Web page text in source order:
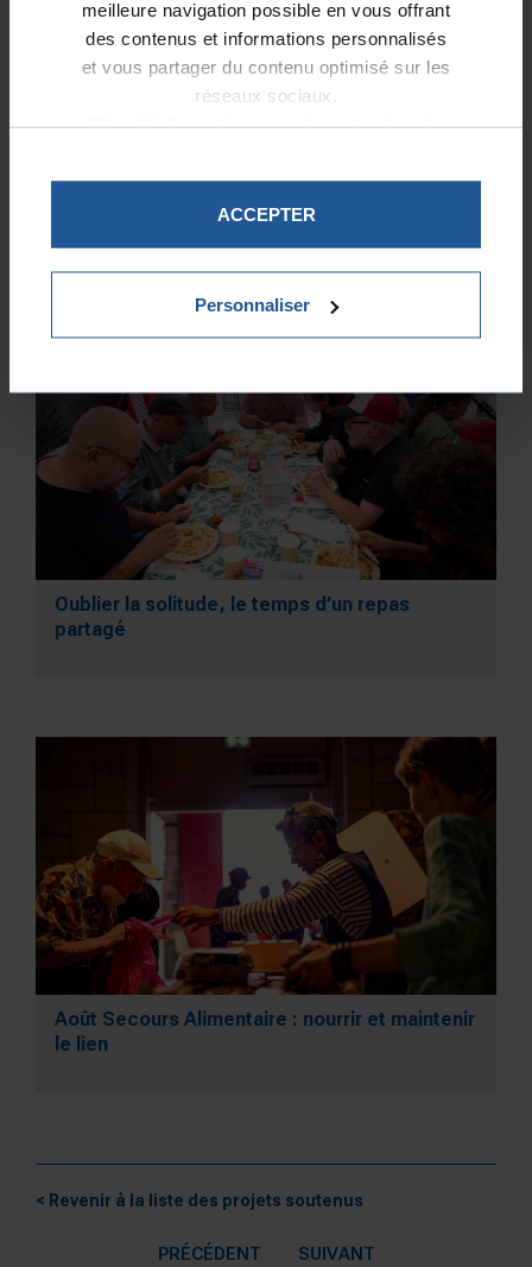
meilleure navigation possible en vous offrant
des contenus et informations personnalisés
et vous partager du contenu optimisé sur les
réseaux sociaux.
Plus d'informations sur la protection de
ACCEPTER
Personnaliser
La Bagagerie d’Antigel : un refuge pour
souffler et se reconstruire
Oublier la solitude, le temps d’un repas
partagé
Août Secours Alimentaire : nourrir et maintenir
le lien
< Revenir à la liste des projets soutenus
PRÉCÉDENT SUIVANT